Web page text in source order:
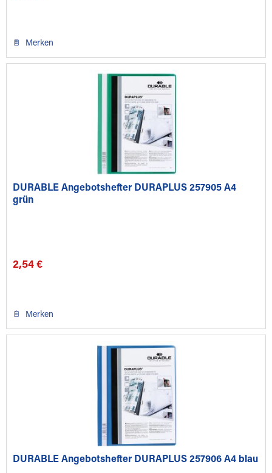
Merken
DURABLE Angebotshefter DURAPLUS 257905 A4
grün
2,54 €
Merken
DURABLE Angebotshefter DURAPLUS 257906 A4 blau